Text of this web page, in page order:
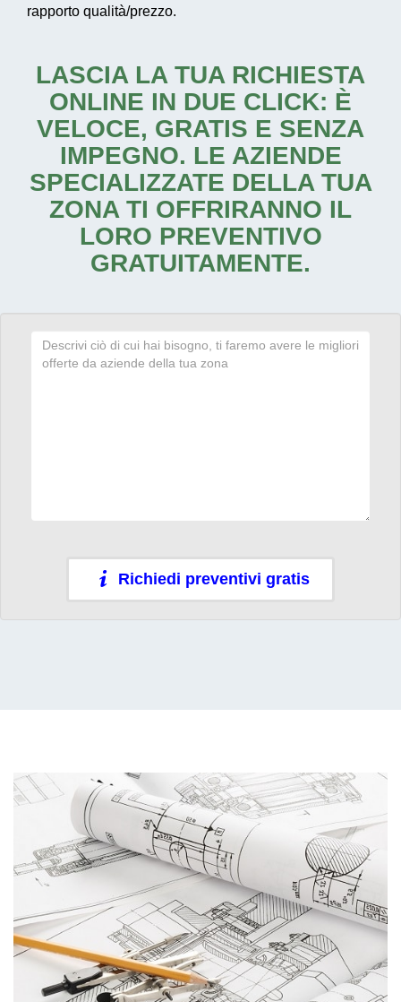
rapporto qualità/prezzo.
LASCIA LA TUA RICHIESTA
ONLINE IN DUE CLICK: È
VELOCE, GRATIS E SENZA
IMPEGNO. LE AZIENDE
SPECIALIZZATE DELLA TUA
ZONA TI OFFRIRANNO IL
LORO PREVENTIVO
GRATUITAMENTE.
Richiedi preventivi gratis